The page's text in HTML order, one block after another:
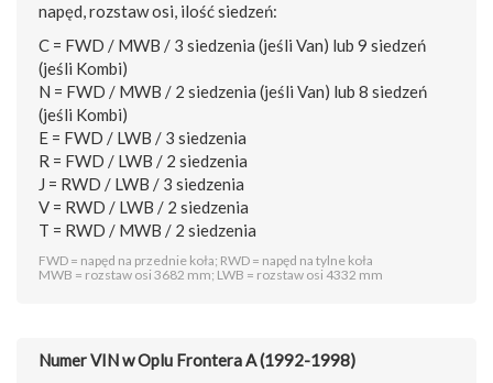
napęd, rozstaw osi, ilość siedzeń:
C = FWD / MWB / 3 siedzenia (jeśli Van) lub 9 siedzeń
(jeśli Kombi)
N = FWD / MWB / 2 siedzenia (jeśli Van) lub 8 siedzeń
(jeśli Kombi)
E = FWD / LWB / 3 siedzenia
R = FWD / LWB / 2 siedzenia
J = RWD / LWB / 3 siedzenia
V = RWD / LWB / 2 siedzenia
T = RWD / MWB / 2 siedzenia
FWD = napęd na przednie koła; RWD = napęd na tylne koła
MWB = rozstaw osi 3682 mm; LWB = rozstaw osi 4332 mm
Numer VIN w Oplu Frontera A (1992-1998)